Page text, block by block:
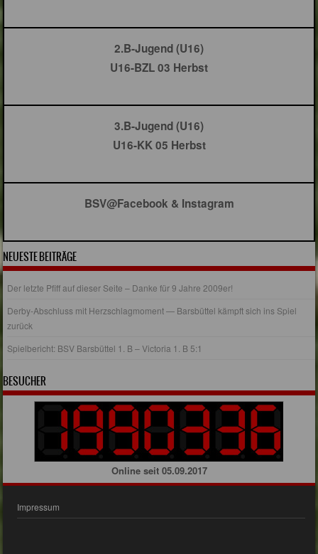
2.B-Jugend (U16)
U16-BZL 03 Herbst
3.B-Jugend (U16)
U16-KK 05 Herbst
BSV@Facebook & Instagram
NEUESTE BEITRÄGE
Der letzte Pfiff auf dieser Seite – Danke für 9 Jahre 2009er!
Derby-Abschluss mit Herzschlagmoment — Barsbüttel kämpft sich ins Spiel
zurück
Spielbericht: BSV Barsbüttel 1. B – Victoria 1. B 5:1
BESUCHER
Online seit 05.09.2017
Impressum